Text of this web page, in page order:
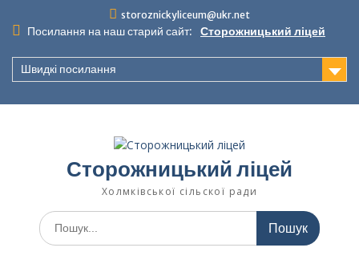
storoznickyliceum@ukr.net
Посилання на наш старий сайт: Сторожницький ліцей
Швидкі посилання
Сторожницький ліцей
Холмківської сільскої ради
Шукати: